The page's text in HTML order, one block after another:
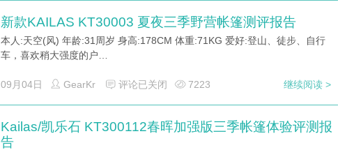
新款KAILAS KT30003 夏夜三季野营帐篷测评报告
本人:天空(风) 年龄:31周岁 身高:178CM 体重:71KG 爱好:登山、徒步、自行
车，喜欢稍大强度的户…
09月04日 GearKr 评论已关闭 7223 继续阅读 >
Kailas/凯乐石 KT300112春晖加强版三季帐篷体验评测报
告